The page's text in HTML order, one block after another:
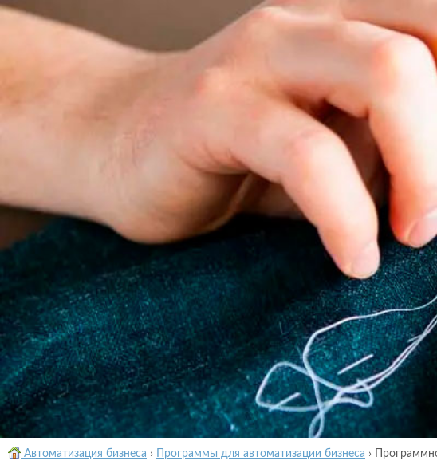
Автоматизация бизнеса › Программы для автоматизации бизнеса ›